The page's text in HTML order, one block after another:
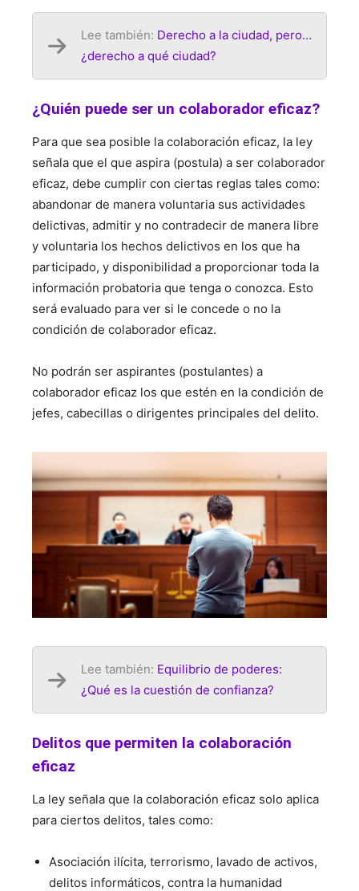
Lee también: Derecho a la ciudad, pero…
¿derecho a qué ciudad?
¿Quién puede ser un colaborador eficaz?
Para que sea posible la colaboración eficaz, la ley
señala que el que aspira (postula) a ser colaborador
eficaz, debe cumplir con ciertas reglas tales como:
abandonar de manera voluntaria sus actividades
delictivas, admitir y no contradecir de manera libre
y voluntaria los hechos delictivos en los que ha
participado, y disponibilidad a proporcionar toda la
información probatoria que tenga o conozca. Esto
será evaluado para ver si le concede o no la
condición de colaborador eficaz.
No podrán ser aspirantes (postulantes) a
colaborador eficaz los que estén en la condición de
jefes, cabecillas o dirigentes principales del delito.
Lee también: Equilibrio de poderes:
¿Qué es la cuestión de confianza?
Delitos que permiten la colaboración
eficaz
La ley señala que la colaboración eficaz solo aplica
para ciertos delitos, tales como:
Asociación ilícita, terrorismo, lavado de activos,
delitos informáticos, contra la humanidad